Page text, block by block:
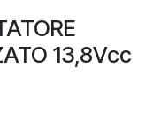
13,8Vcc